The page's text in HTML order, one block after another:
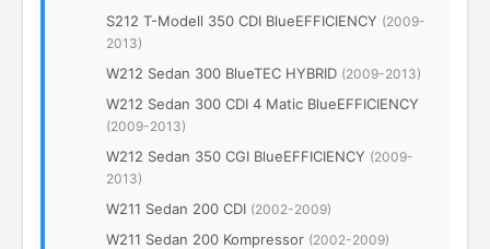
S212 T-Modell 350 CDI BlueEFFICIENCY (2009-
2013)
W212 Sedan 300 BlueTEC HYBRID (2009-2013)
W212 Sedan 300 CDI 4 Matic BlueEFFICIENCY
(2009-2013)
W212 Sedan 350 CGI BlueEFFICIENCY (2009-
2013)
W211 Sedan 200 CDI (2002-2009)
W211 Sedan 200 Kompressor (2002-2009)